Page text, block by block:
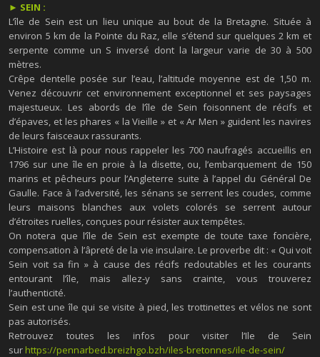
► SEIN :
L’île de Sein est un lieu unique au bout de la Bretagne. Située à
environ 5 km de la Pointe du Raz, elle s’étend sur quelques 2 km et
serpente comme un S inversé dont la largeur varie de 30 à 500
mètres.
Crêpe dentelle posée sur l’eau, l’altitude moyenne est de 1,50 m.
Venez découvrir cet environnement exceptionnel et ses paysages
majestueux. Les abords de l’île de Sein foisonnent de récifs et
d’épaves, et les phares « la Vieille » et « Ar Men » guident les navires
de leurs faisceaux rassurants.
L’Histoire est là pour nous rappeler les 700 naufragés accueillis en
1796 sur une île en proie à la disette, ou, l’embarquement de 150
marins et pêcheurs pour l’Angleterre suite à l’appel du Général De
Gaulle. Face à l’adversité, les sénans se serrent les coudes, comme
leurs maisons blanches aux volets colorés se serrent autour
d’étroites ruelles, conçues pour résister aux tempêtes.
On notera que l’île de Sein est exempte de toute taxe foncière,
compensation à l’âpreté de la vie insulaire. Le proverbe dit : « Qui voit
Sein voit sa fin » à cause des récifs redoutables et les courants
entourant l’île, mais allez-y sans crainte, vous trouverez
l’authenticité.
Sein est une île qui se visite à pied, les trottinettes et vélos ne sont
pas autorisés.
Retrouvez toutes les infos pour visiter l’Ile de Sein
sur https://pennarbed.breizhgo.bzh/iles-bretonnes/ile-de-sein/